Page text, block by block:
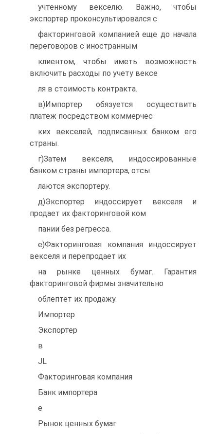
учтенному векселю. Важно, чтобы
экспортер проконсультировался с
факторинговой компанией еще до начала
переговоров с иностранным
клиентом, чтобы иметь возможность
включить расходы по учету вексе
ля в стоимость контракта.
в)Импортер обязуется осуществить
платеж посредством коммерчес
ких векселей, подписанных банком его
страны.
г)Затем векселя, индоссированные
банком страны импортера, отсы
лаются экспортеру.
д)Экспортер индоссирует векселя и
продает их факторинговой ком
пании без регресса.
е)Факторинговая компания индоссирует
векселя и перепродает их
на рынке ценных бумаг. Гарантия
факторинговой фирмы значительно
облептет их продажу.
Импортер
Экспортер
в
JL
Факторинговая компания
Банк импортера
е
Рынок ценных бумаг